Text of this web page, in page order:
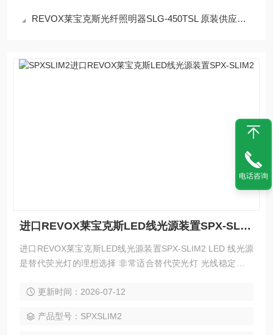
REVOX莱宝克斯光纤照明器SLG-450TSL 原装供应！！
进口REVOX莱宝克斯LED线光源装置SPX-SLIM2
进口REVOX莱宝克斯LED线光源装置SPX-SLIM2 LED 线光源
是替代荧光灯的理想选择 非常适合替代荧光灯 光线稳定，实
更新时间：2026-07-12
产品型号：SPXSLIM2
电话咨询